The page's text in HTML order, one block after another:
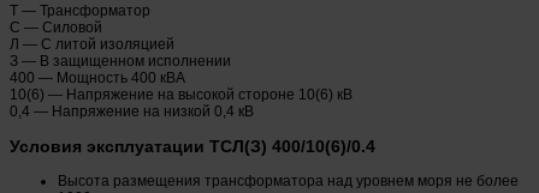
Т — Трансформатор
С — Силовой
Л — С литой изоляцией
З — В защищенном исполнении
400 — Мощность 400 кВА
10(6) — Напряжение на высокой стороне 10(6) кВ
0,4 — Напряжение на низкой 0,4 кВ
Условия эксплуатации ТСЛ(З) 400/10(6)/0.4
Высота размещения трансформатора над уровнем моря не более